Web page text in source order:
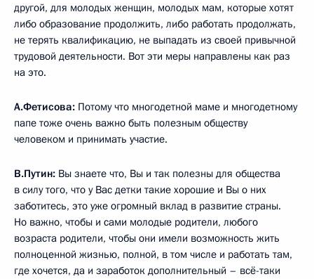
другой, для молодых женщин, молодых мам, которые хотят
либо образование продолжить, либо работать продолжать,
не терять квалификацию, не выпадать из своей привычной
трудовой деятельности. Вот эти меры направлены как раз
на это.
А.Фетисова: Потому что многодетной маме и многодетному
папе тоже очень важно быть полезным обществу
человеком и принимать участие.
В.Путин: Вы знаете что, Вы и так полезны для общества
в силу того, что у Вас детки такие хорошие и Вы о них
заботитесь, это уже огромный вклад в развитие страны.
Но важно, чтобы и сами молодые родители, любого
возраста родители, чтобы они имели возможность жить
полноценной жизнью, полной, в том числе и работать там,
где хочется, да и заработок дополнительный – всё-таки